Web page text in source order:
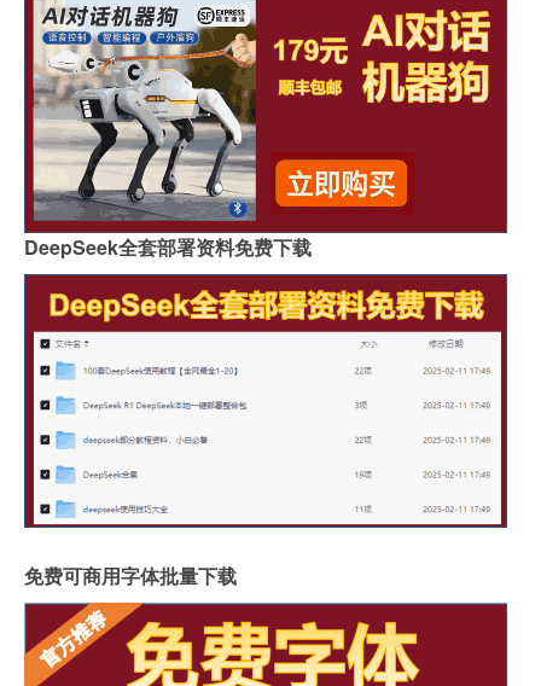
DeepSeek全套部署资料免费下载
免费可商用字体批量下载